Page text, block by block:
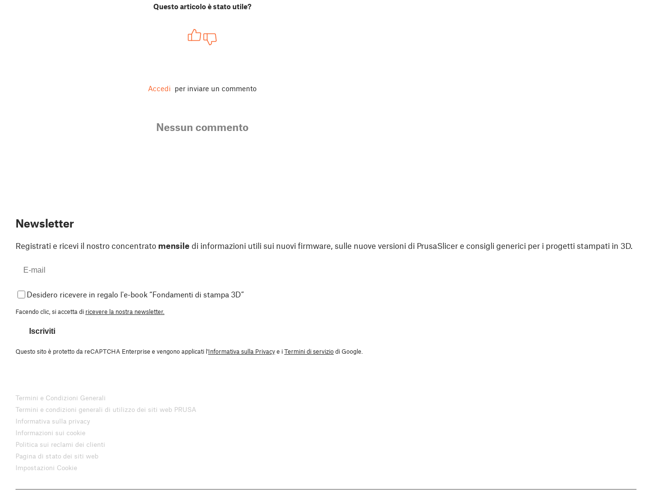
Questo articolo è stato utile?
Accedi per inviare un commento
Nessun commento
Newsletter
Registrati e ricevi il nostro concentrato mensile di informazioni utili sui nuovi firmware, sulle nuove versioni di PrusaSlicer e consigli generici per i progetti stampati in 3D.
Desidero ricevere in regalo l'e-book “Fondamenti di stampa 3D”
Facendo clic, si accetta di ricevere la nostra newsletter.
Iscriviti
Questo sito è protetto da reCAPTCHA Enterprise e vengono applicati l'Informativa sulla Privacye iTermini di serviziodi Google.
Termini e Condizioni Generali
Termini e condizioni generali di utilizzo dei siti web PRUSA
Informativa sulla privacy
Informazioni sui cookie
Politica sui reclami dei clienti
Pagina di stato dei siti web
Impostazioni Cookie